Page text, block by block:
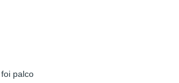
palco